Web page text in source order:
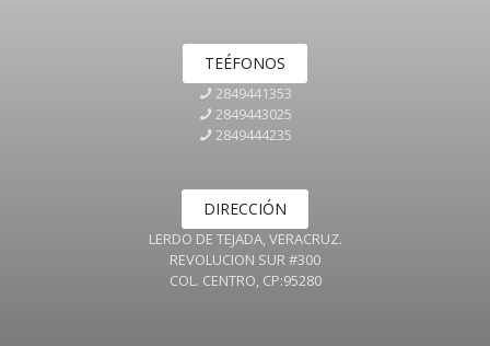
TEÉFONOS
2849441353
2849443025
2849444235
DIRECCIÓN
LERDO DE TEJADA, VERACRUZ.
REVOLUCION SUR #300
COL. CENTRO, CP:95280